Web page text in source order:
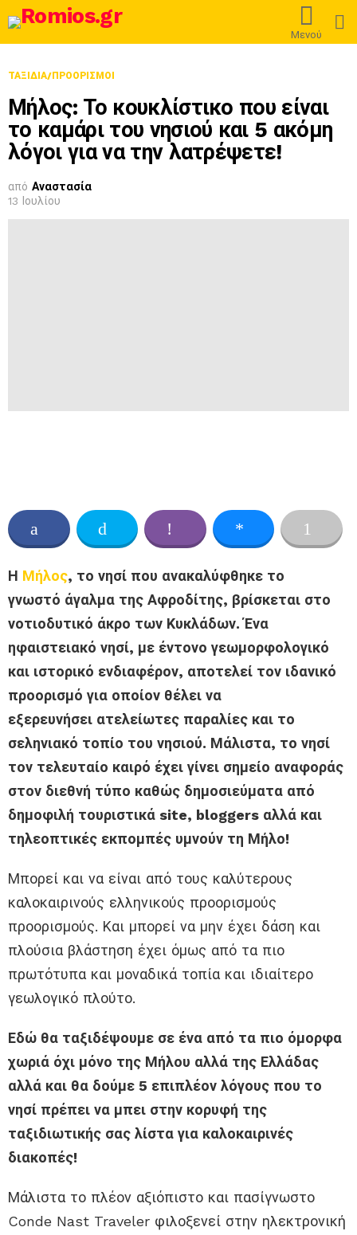
Μενού
ΤΑΞΊΔΙΑ/ΠΡΟΟΡΙΣΜΟΊ
Μήλος: Το κουκλίστικο που είναι
το καμάρι του νησιού και 5 ακόμη
λόγοι για να την λατρέψετε!
από Αναστασία
13 Ιουλίου
Η Μήλος, το νησί που ανακαλύφθηκε το
γνωστό άγαλμα της Αφροδίτης, βρίσκεται στο
νοτιοδυτικό άκρο των Κυκλάδων. Ένα
ηφαιστειακό νησί, με έντονο γεωμορφολογικό
και ιστορικό ενδιαφέρον, αποτελεί τον ιδανικό
προορισμό για οποίον θέλει να
εξερευνήσει ατελείωτες παραλίες και το
σεληνιακό τοπίο του νησιού. Μάλιστα, το νησί
τον τελευταίο καιρό έχει γίνει σημείο αναφοράς
στον διεθνή τύπο καθώς δημοσιεύματα από
δημοφιλή τουριστικά site, bloggers αλλά και
τηλεοπτικές εκπομπές υμνούν τη Μήλο!
Μπορεί και να είναι από τους καλύτερους
καλοκαιρινούς ελληνικούς προορισμούς
προορισμούς. Και μπορεί να μην έχει δάση και
πλούσια βλάστηση έχει όμως από τα πιο
πρωτότυπα και μοναδικά τοπία και ιδιαίτερο
γεωλογικό πλούτο.
Εδώ θα ταξιδέψουμε σε ένα από τα πιο όμορφα
χωριά όχι μόνο της Μήλου αλλά της Ελλάδας
αλλά και θα δούμε 5 επιπλέον λόγους που το
νησί πρέπει να μπει στην κορυφή της
ταξιδιωτικής σας λίστα για καλοκαιρινές
διακοπές!
Μάλιστα το πλέον αξιόπιστο και πασίγνωστο
Conde Nast Traveler φιλοξενεί στην ηλεκτρονική